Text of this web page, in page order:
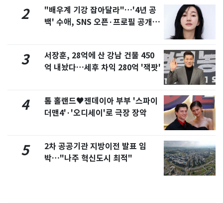
2
"배우계 기강 잡아달라"…'4년 공
백' 수애, SNS 오픈·프로필 공개
3
서장훈, 28억에 산 강남 건물 450
억 내놨다…세후 차익 280억 '잭팟'
4
톰 홀랜드♥젠데이아 부부 '스파이
더맨4'·'오디세이'로 극장 장악
5
2차 공공기관 지방이전 발표 임
박…"나주 혁신도시 최적"